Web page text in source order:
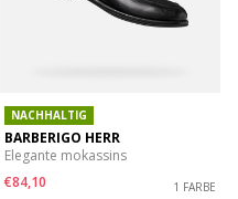
NACHHALTIG
BARBERIGO HERR
Elegante mokassins
€84,10
1 FARBE